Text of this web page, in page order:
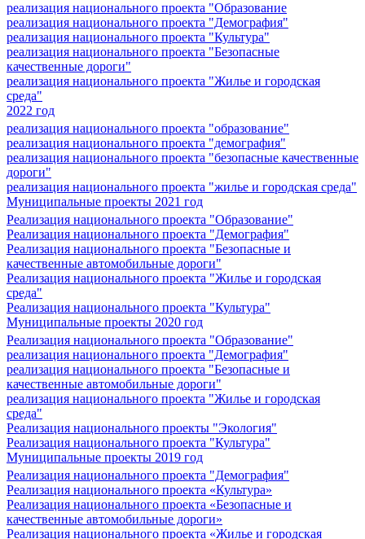
реализация национального проекта "Образование
реализация национального проекта "Демография"
реализация национального проекта "Культура"
реализация национального проекта "Безопасные
качественные дороги"
реализация национального проекта "Жилье и городская
среда"
2022 год
реализация национального проекта "образование"
реализация национального проекта "демография"
реализация национального проекта "безопасные качественные
дороги"
реализация национального проекта "жилье и городская среда"
Муниципальные проекты 2021 год
Реализация национального проекта "Образование"
Реализация национального проекта "Демография"
Реализация национального проекта "Безопасные и
качественные автомобильные дороги"
Реализация национального проекта "Жилье и городская
среда"
Реализация национального проекта "Культура"
Муниципальные проекты 2020 год
Реализация национального проекта "Образование"
реализация национального проекта "Демография"
реализация национального проекта "Безопасные и
качественные автомобильные дороги"
реализация национального проекта "Жилье и городская
среда"
Реализация национального проекты "Экология"
Реализация национального проекта "Культура"
Муниципальные проекты 2019 год
Реализация национального проекта "Демография"
Реализация национального проекта «Культура»
Реализация национального проекта «Безопасные и
качественные автомобильные дороги»
Реализация национального проекта «Жилье и городская